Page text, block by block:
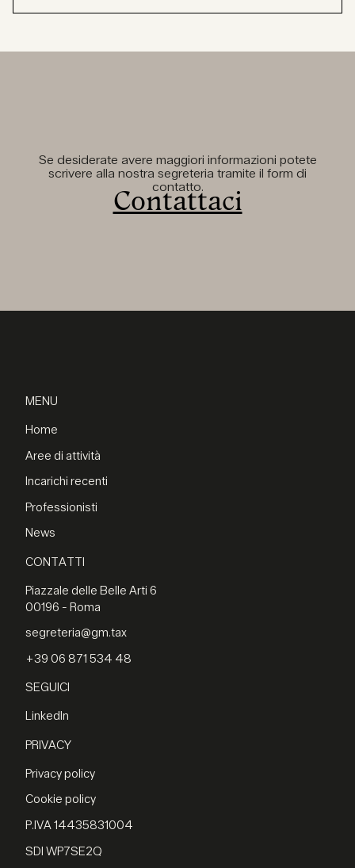
Se desiderate avere maggiori informazioni potete
scrivere alla nostra segreteria tramite il form di
contatto.
Contattaci
MENU
Home
Aree di attività
Incarichi recenti
Professionisti
News
CONTATTI
Piazzale delle Belle Arti 6
00196 - Roma
segreteria@gm.tax
+39 06 871 534 48
SEGUICI
LinkedIn
PRIVACY
Privacy policy
Cookie policy
P.IVA 14435831004
SDI WP7SE2Q